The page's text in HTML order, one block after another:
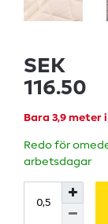
SEK
116.50
Bara 3,9 meter
Redo för
arbetsdagar